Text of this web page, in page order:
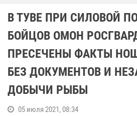
В ТУВЕ ПРИ СИЛОВОЙ
БОЙЦОВ ОМОН
ПРЕСЕЧЕНЫ ФАКТЫ
БЕЗ ДОКУМЕНТОВ И
ДОБЫЧИ РЫБЫ
05 июля 2021, 08:34